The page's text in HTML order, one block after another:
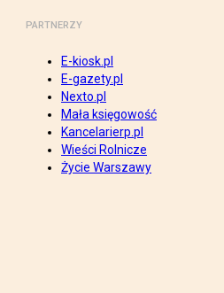
PARTNERZY
E-kiosk.pl
E-gazety.pl
Nexto.pl
Mała księgowość
Kancelarierp.pl
Wieści Rolnicze
Życie Warszawy